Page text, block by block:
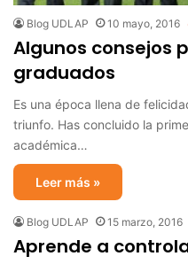
Blog UDLAP 10 mayo, 2016
Algunos consejos
graduados
Es una época llena de
triunfo. Has concluido la
académica…
Leer más »
Blog UDLAP 15 marzo, 2016
Aprende a